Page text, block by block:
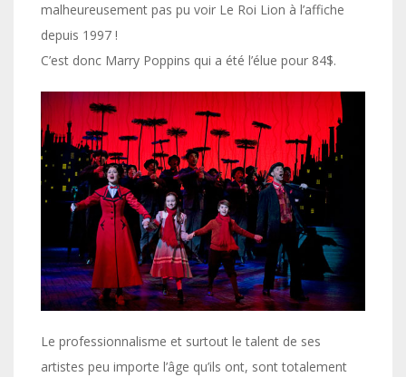
malheureusement pas pu voir Le Roi Lion à l’affiche
depuis 1997 !
C’est donc Marry Poppins qui a été l’élue pour 84$.
Le professionnalisme et surtout le talent de ses
artistes peu importe l’âge qu’ils ont, sont totalement